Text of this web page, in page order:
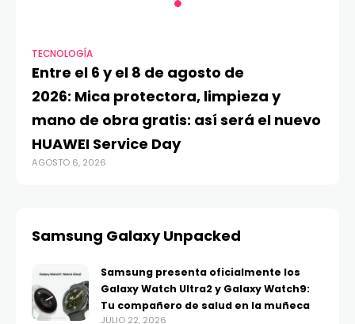
TECNOLOGÍA
Entre el 6 y el 8 de agosto de
2026: Mica protectora, limpieza y
mano de obra gratis: así será el nuevo
HUAWEI Service Day
AGOSTO 6, 2026
Samsung Galaxy Unpacked
Samsung presenta oficialmente los
Galaxy Watch Ultra2 y Galaxy Watch9:
Tu compañero de salud en la muñeca
JULIO 22, 2026